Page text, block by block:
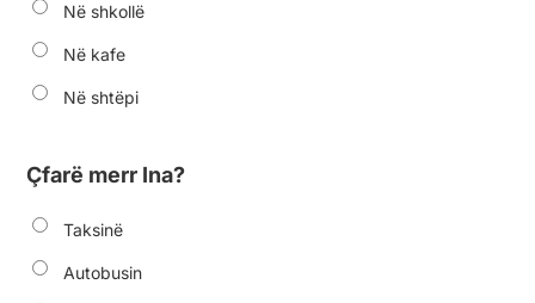
Në shkollë
Në kafe
Në shtëpi
Çfarë merr Ina?
Taksinë
Autobusin